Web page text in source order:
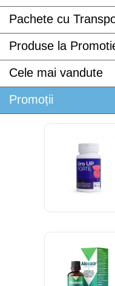
Pachete cu
Produse la
Cele mai vandute
Promoții